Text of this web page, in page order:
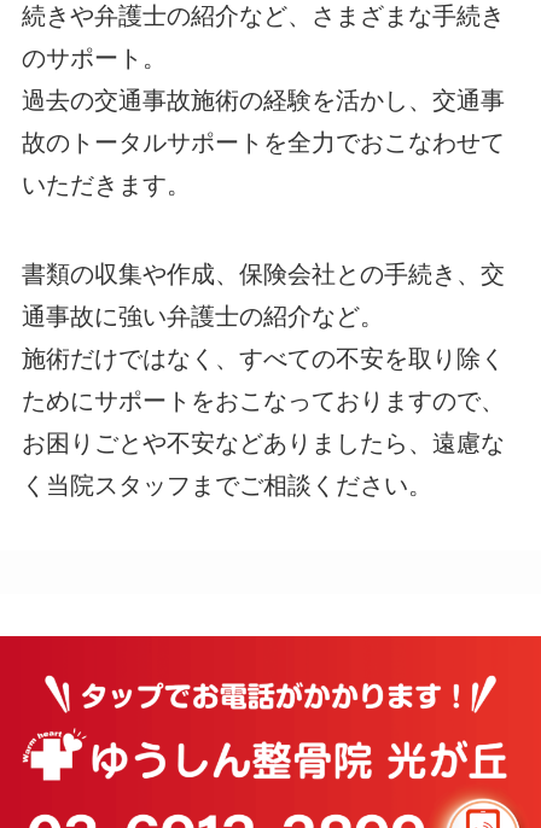
続きや弁護士の紹介など、さまざまな手続き
のサポート。
過去の交通事故施術の経験を活かし、交通事
故のトータルサポートを全力でおこなわせて
いただきます。
書類の収集や作成、保険会社との手続き、交
通事故に強い弁護士の紹介など。
施術だけではなく、すべての不安を取り除く
ためにサポートをおこなっておりますので、
お困りごとや不安などありましたら、遠慮な
く当院スタッフまでご相談ください。